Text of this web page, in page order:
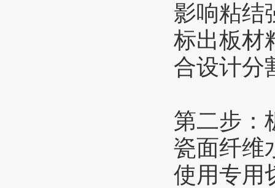
影响粘结
标出板材
合设计分
第二步：
瓷面纤维
使用专用